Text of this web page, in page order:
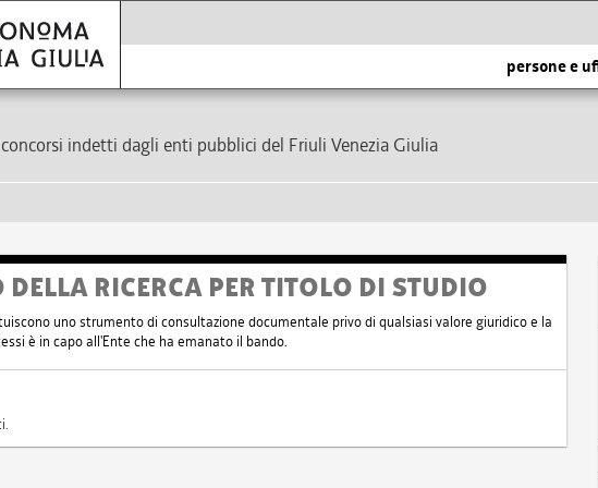
persone e
indetti dagli enti pubblici del Friuli Venezia Giulia
DELLA RICERCA PER TITOLO DI STUDIO
uno strumento di consultazione documentale privo di qualsiasi valore giuridico e la
è in capo all'Ente che ha emanato il bando.